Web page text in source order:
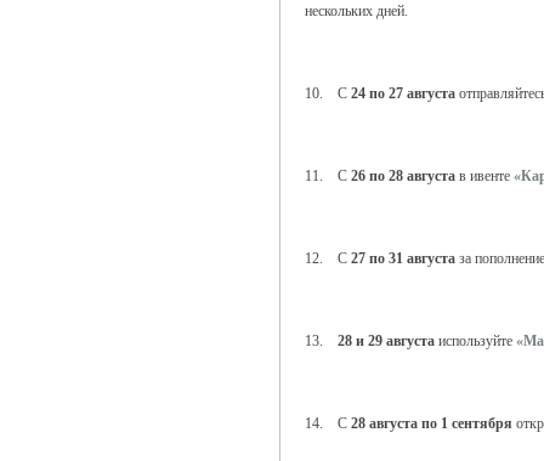
нескольких дней.
10. С 24 по 27 августа
11. С 26 по 28 августа в ивенте
12. С 27 по 31 августа за
13. 28 и 29 августа используйте
14. С 28 августа по 1 сентября